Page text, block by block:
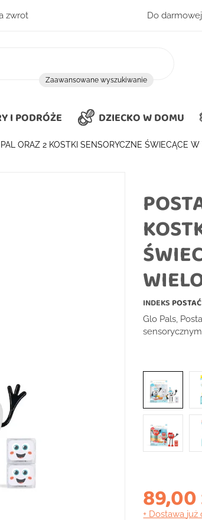
zwrot Do
Zaawansowane wyszukiwanie
I PODRÓŻE DZIECKO W DOMU
PAL ORAZ 2 KOSTKI SENSORYCZNE ŚWIECĄCE
INDEKS
Glo Pals,
89,00
+ Dostawa już